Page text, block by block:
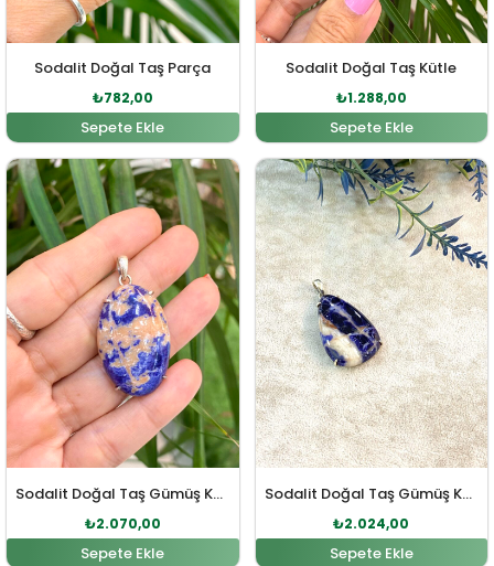
Sodalit Doğal Taş Parça
₺782,00
Sepete Ekle
Sodalit Doğal Taş Kütle
₺1.288,00
Sepete Ekle
Sodalit Doğal Taş Gümüş Kolye Ucu
Orijinal fiyat: ₺2.277,00.
₺2.070,00
Şu andaki fiyat: ₺2.070,00.
Sepete Ekle
Sodalit Doğal Taş Gümüş Kolye Ucu
Orijinal fiyat:
₺2.024,00
Şu andaki
Sepete Ekle